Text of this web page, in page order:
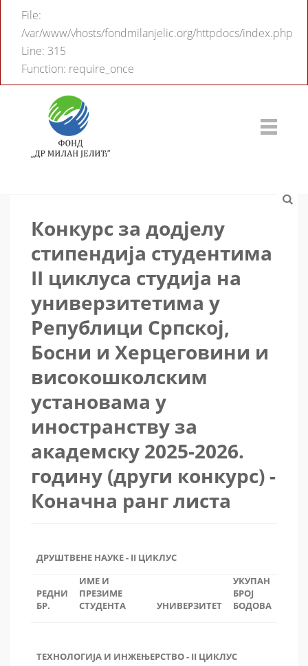
File:
/var/www/vhosts/fondmilanjelic.org/httpdocs/index.php
Line: 315
Function: require_once
Конкурс за додјелу
стипендија студентима
II циклуса студија на
универзитетима у
Републици Српској,
Босни и Херцеговини и
високошколским
установама у
иностранству за
академску 2025-2026.
годину (други конкурс) -
Коначна ранг листа
ДРУШТВЕНЕ НАУКЕ - II ЦИКЛУС
РЕДНИ
БР.
ИМЕ И
ПРЕЗИМЕ
СТУДЕНТА
УНИВЕРЗИТЕТ
УКУПАН
БРОЈ
БОДОВА
ТЕХНОЛОГИЈА И ИНЖЕЊЕРСТВО - II ЦИКЛУС